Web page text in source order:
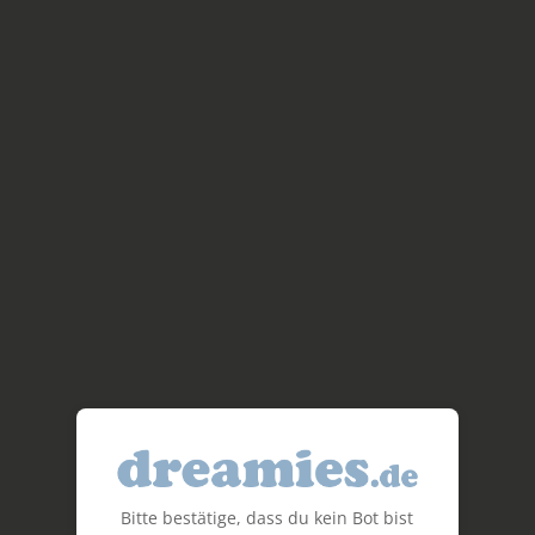
Bitte bestätige, dass du kein Bot bist